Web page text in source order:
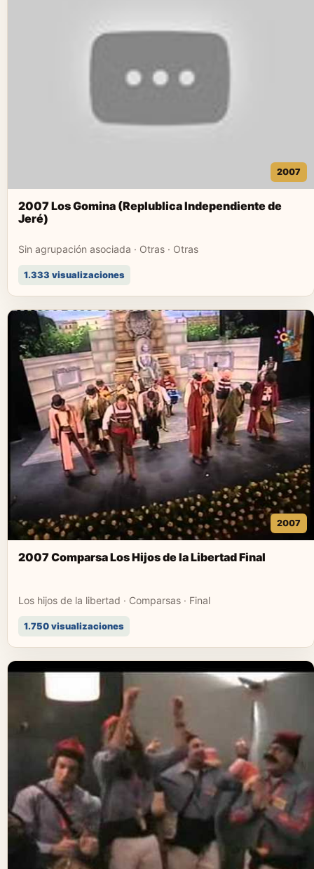
2007
2007 Los Gomina (Replublica Independiente de
Jeré)
Sin agrupación asociada · Otras · Otras
1.333 visualizaciones
2007
2007 Comparsa Los Hijos de la Libertad Final
Los hijos de la libertad · Comparsas · Final
1.750 visualizaciones